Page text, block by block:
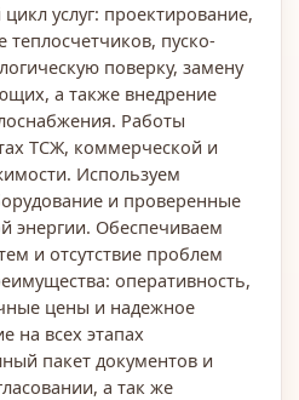
услуг: проектирование,
пуско-
поверку, замену
а также внедрение
Работы
ТСЖ, коммерческой и
Используем
и проверенные
энергии. Обеспечиваем
и отсутствие проблем
оперативность,
цены и надежное
на всех этапах
пакет документов и
а так же